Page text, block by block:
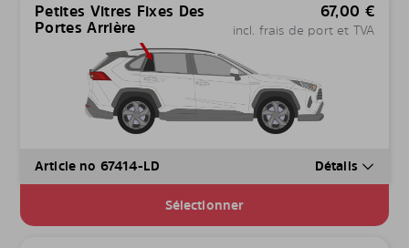
Petites Vitres Fixes Des
Portes Arrière
67,00 €
incl. frais de port et TVA
Article no 67414-LD Détails
Sélectionner